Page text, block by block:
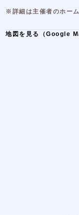
※詳細は主催者のホー
地図を見る（Google